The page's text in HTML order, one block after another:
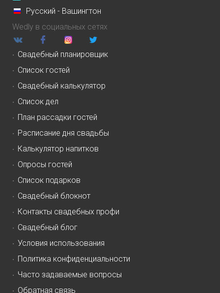
Русский - Вашингтон
Wedly в социальных сетях
Свадебный планировщик
Список гостей
Свадебный калькулятор
Список дел
План рассадки гостей
Расписание дня свадьбы
Калькулятор напитков
Опросы гостей
Список подарков
Свадебный блокнот
Контакты свадебных профи
Свадебный блог
Условия использования
Политика конфиденциальности
Часто задаваемые вопросы
Обратная связь